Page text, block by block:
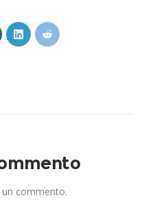
un commento.